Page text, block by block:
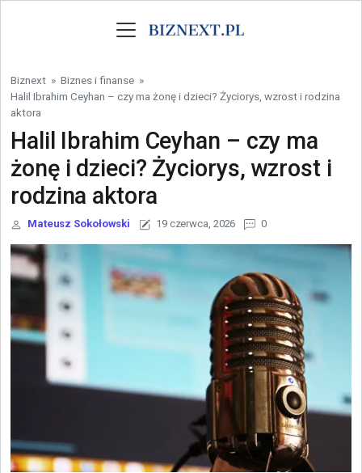
Biznext » Biznes i finanse »
Halil Ibrahim Ceyhan – czy ma żonę i dzieci? Życiorys, wzrost i rodzina
aktora
Halil Ibrahim Ceyhan – czy ma
żonę i dzieci? Życiorys, wzrost i
rodzina aktora
Mateusz Sokołowski 19 czerwca, 2026 0